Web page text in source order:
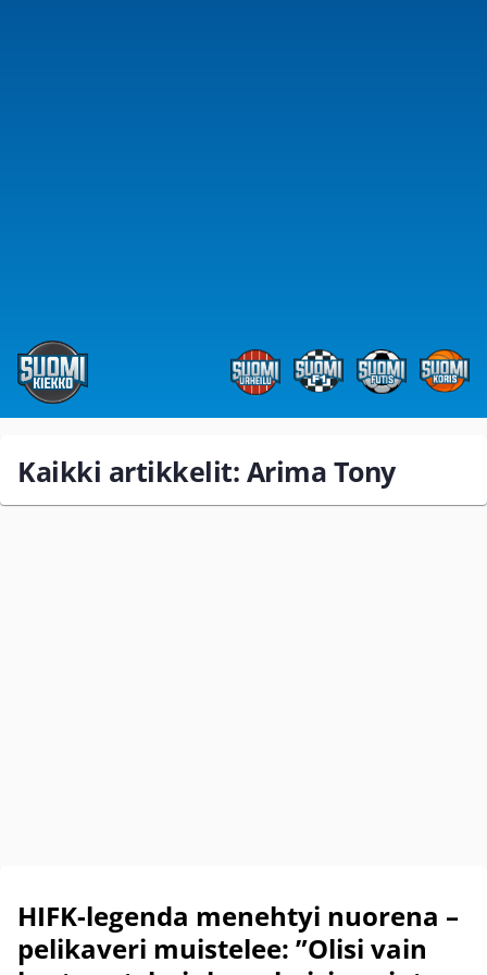
Kaikki artikkelit: Arima Tony
HIFK-legenda menehtyi nuorena –
pelikaveri muistelee: ”Olisi vain